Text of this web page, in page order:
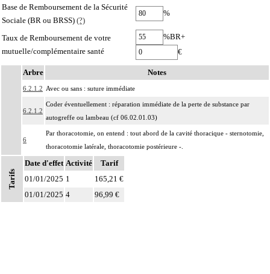
Base de Remboursement de la Sécurité
Sociale (BR ou BRSS) (?)
%
Taux de Remboursement de votre
mutuelle/complémentaire santé
%BR+
€
Arbre Notes
6.2.1.2 Avec ou sans : suture immédiate
6.2.1.2
Coder éventuellement : réparation immédiate de la perte de substance par
autogreffe ou lambeau (cf 06.02.01.03)
6
Par thoracotomie, on entend : tout abord de la cavité thoracique - sternotomie,
thoracotomie latérale, thoracotomie postérieure -.
La circulation extracorporelle [CEC] pour acte intrathoracique inclut, pour le
chirurgien, l'installation, la conduite de la circulation extracorporelle, et son
Tarifs
Date d'effet Activité
Tarif
01/01/2025 1
165,21 €
01/01/2025 4 96,99 €